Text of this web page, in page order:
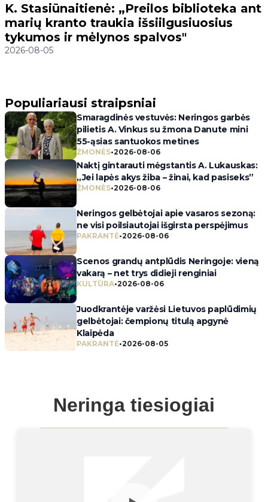
K. Stasiūnaitienė: „Preilos biblioteka ant
marių kranto traukia išsiilgusiuosius
tykumos ir mėlynos spalvos"
2026-08-05
Populiariausi straipsniai
Smaragdinės vestuvės: Neringos garbės
pilietis A. Vinkus su žmona Danute mini
55-ąsias santuokos metines
ŽMONĖS•2026-08-06
Naktį gintarauti mėgstantis A. Lukauskas:
„Jei lapės akys žiba – žinai, kad pasiseks”
ŽMONĖS•2026-08-06
Neringos gelbėtojai apie vasaros sezoną:
ne visi poilsiautojai išgirsta perspėjimus
PAKRANTĖ•2026-08-06
Scenos grandų antplūdis Neringoje: vieną
vakarą – net trys didieji renginiai
KULTŪRA•2026-08-06
Juodkrantėje varžėsi Lietuvos paplūdimių
gelbėtojai: čempionų titulą apgynė
Klaipėda
PAKRANTĖ•2026-08-05
Neringa tiesiogiai